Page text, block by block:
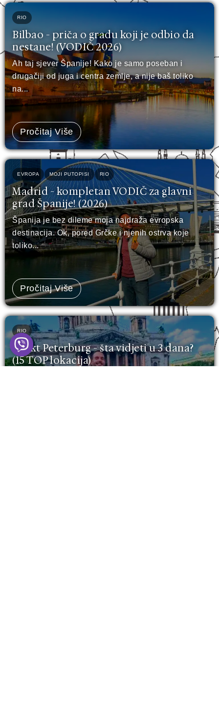
RIO
Bilbao - priča o gradu koji je odbio da
nestane! (VODIČ 2026)
Ah taj sjever Španije! Kako je samo poseban i
drugačiji od juga i centra zemlje, a nije baš toliko
na...
Pročitaj Više
EVROPA MOJI PUTOPISI RIO
Madrid - kompletan VODIČ za glavni
grad Španije! (2026)
Španija je bez dileme moja najdraža evropska
destinacija. Ok, pored Grčke i njenih ostrva koje
toliko...
Pročitaj Više
RIO
Sankt Peterburg - šta vidjeti u 3 dana?
(15 TOP lokacija)